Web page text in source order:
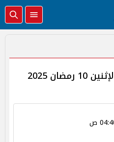
موعد أذان الفجر اليوم الإثنين 10 رمضان 2025